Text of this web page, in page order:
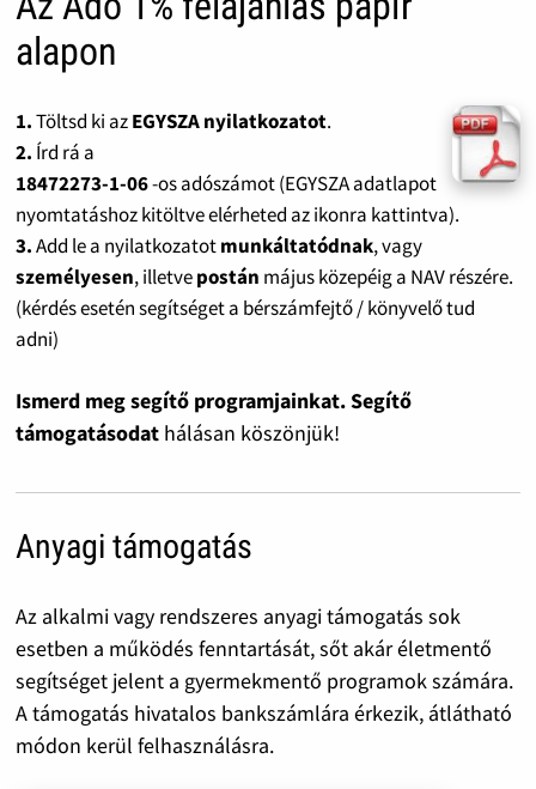
alapon
1.Töltsd ki azEGYSZA nyilatkozatot.
2. Írd rá a
18472273-1-06-os adószámot (EGYSZA adatlapot
nyomtatáshoz kitöltve elérheted az ikonra kattintva).
3.Add le a nyilatkozatotmunkáltatódnak, vagy
személyesen, illetvepostán május közepéig a NAV részére.
(kérdés esetén segítséget a bérszámfejtő / könyvelő tud
adni)
Ismerd meg segítő programjainkat. Segítő
támogatásodat hálásan köszönjük!
Anyagi támogatás
Az alkalmi vagy rendszeres anyagi támogatás sok
esetben a működés fenntartását, sőt akár életmentő
segítséget jelent a gyermekmentő programok számára.
A támogatás hivatalos bankszámlára érkezik, átlátható
módon kerül felhasználásra.